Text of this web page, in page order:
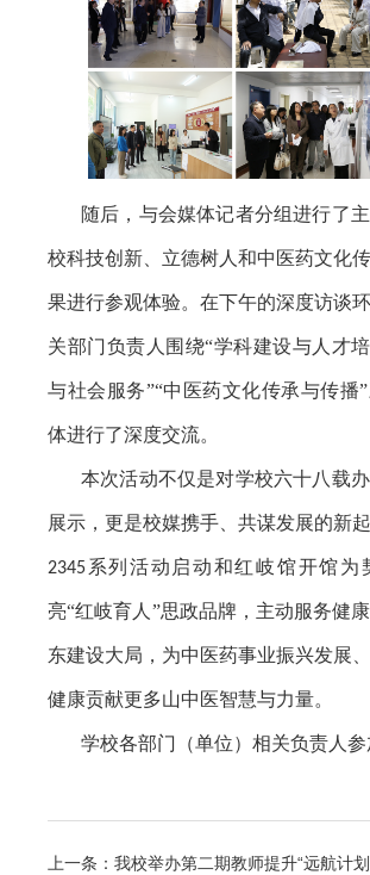
随后，与会媒体记者分组进行了
校科技创新、立德树人和中医药文化
果进行参观体验。在下午的深度访谈
关部门负责人围绕“学科建设与人才
与社会服务”“中医药文化传承与传播
体进行了深度交流。
本次活动不仅是对学校六十八载
展示，更是校媒携手、共谋发展的新
2345系列活动启动和红岐馆开馆为
亮“红岐育人”思政品牌，主动服务健
东建设大局，为中医药事业振兴发展
健康贡献更多山中医智慧与力量。
学校各部门（单位）相关负责人参
上一条：我校举办第二期教师提升“远航计